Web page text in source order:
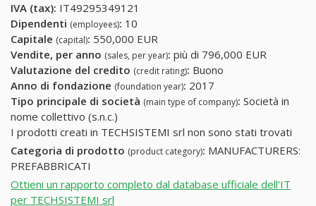
IVA (tax): IT49295349121
Dipendenti (employees): 10
Capitale (capital): 550,000 EUR
Vendite, per anno (sales, per year): più di 796,000 EUR
Valutazione del credito (credit rating): Buono
Anno di fondazione (foundation year): 2017
Tipo principale di società (main type of company): Società in
nome collettivo (s.n.c.)
I prodotti creati in TECHSISTEMI srl non sono stati trovati
Categoria di prodotto (product category): MANUFACTURERS:
PREFABBRICATI
Ottieni un rapporto completo dal database ufficiale dell'IT
per TECHSISTEMI srl